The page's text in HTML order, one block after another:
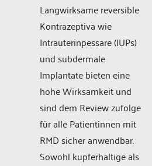
Langwirksame reversible
Kontrazeptiva wie
Intrauterinpessare (IUPs)
und subdermale
Implantate bieten eine
hohe Wirksamkeit und
sind dem Review zufolge
für alle Patientinnen mit
RMD sicher anwendbar.
Sowohl kupferhaltige als